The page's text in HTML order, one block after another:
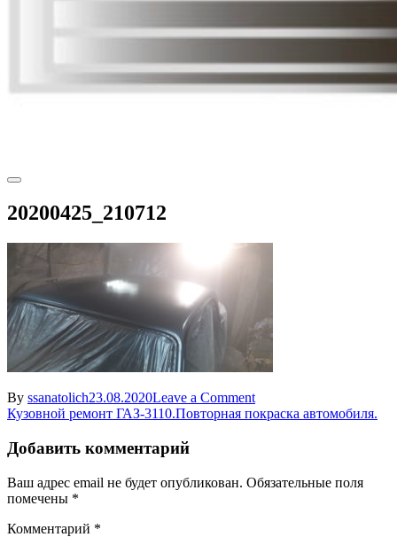
20200425_210712
By ssanatolich23.08.2020Leave a Commenton
20200425_210712
Навигация
по
записям
Кузовной ремонт ГАЗ-3110.Повторная покраска автомобиля.
Добавить комментарий
Ваш адрес email не будет опубликован. Обязательные поля
помечены *
Комментарий *